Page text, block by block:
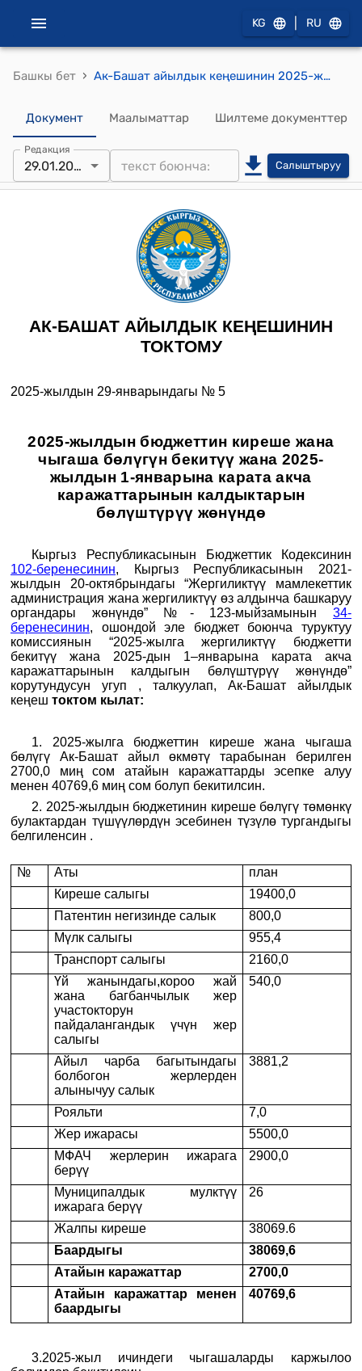
KG RU
Башкы бет › Ак-Башат айылдык кеңешинин 2025-жылдын 29-январындагы № 5 "2025-жылдын бюджеттин киреше жана чыгаша бөлүгүн бекитүү жана 2025-жылдын 1-январына карата акча каражаттарынын калдыктарын бөлүштүрүү жөнүндө" токтому
Документ Маалыматтар Шилтеме документтер
Редакция
29.01.2025 Салыштыруу